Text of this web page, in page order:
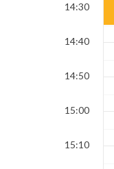
14:30
14:40
14:50
15:00
15:10